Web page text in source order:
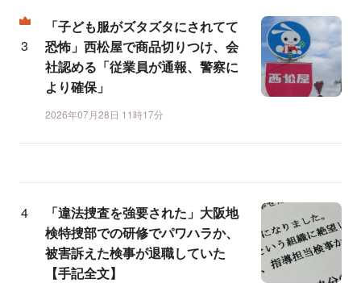
「子ども服がズタズタにされてて
恐怖」西松屋で商品切りつけ、会
社認める「従業員が通報、警察に
より確保」
2026年07月28日 11時17分
「違法捜査を強要された」大阪地
検特捜部での研修でパワハラか、
被害訴えた検事が退職していた
【手記全文】